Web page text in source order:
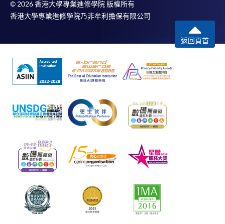
© 2026 香港大學專業進修學院 版權所有
香港大學專業進修學院乃非牟利擔保有限公司
返回頁首